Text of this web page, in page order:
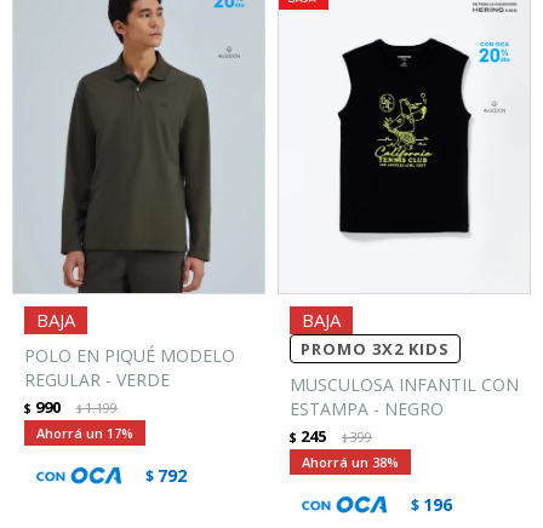
POLO EN PIQUÉ MODELO
REGULAR - VERDE
$ 990 $1.199
17
$ 792
PROMO 3X2 KIDS
MUSCULOSA INFANTIL CON
ESTAMPA - NEGRO
$ 245 $399
38
$ 196